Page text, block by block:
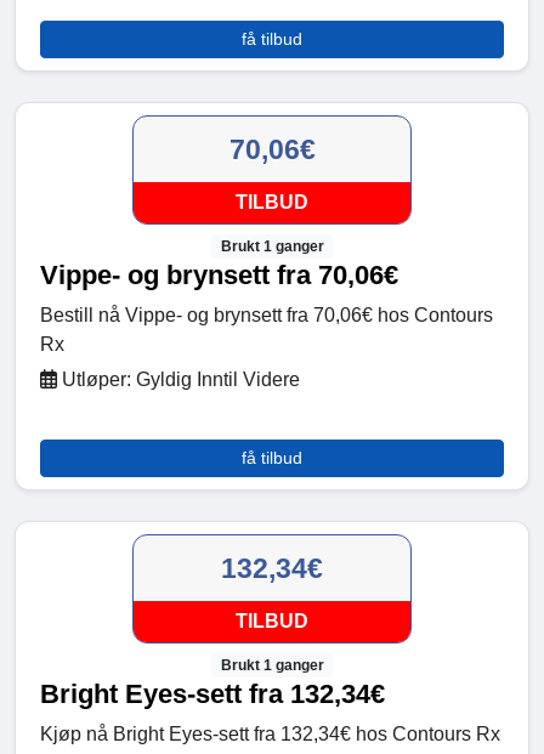
få tilbud
70,06€
TILBUD
Brukt 1 ganger
Vippe- og brynsett fra 70,06€
Bestill nå Vippe- og brynsett fra 70,06€ hos Contours
Rx
Utløper: Gyldig Inntil Videre
få tilbud
132,34€
TILBUD
Brukt 1 ganger
Bright Eyes-sett fra 132,34€
Kjøp nå Bright Eyes-sett fra 132,34€ hos Contours Rx